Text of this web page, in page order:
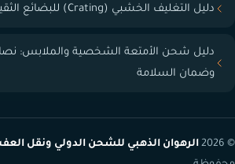
دليل التغليف الخشبي (Crating) للبضائع الثقيلة والحساسة
دليل شحن الأمتعة الشخصية والملابس:
وضمان السلامة
© 2026 الرهوان الذهبي للشحن الدولي ونقل